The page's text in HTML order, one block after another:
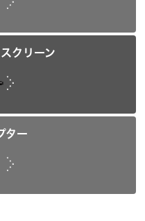
クリーン
ター